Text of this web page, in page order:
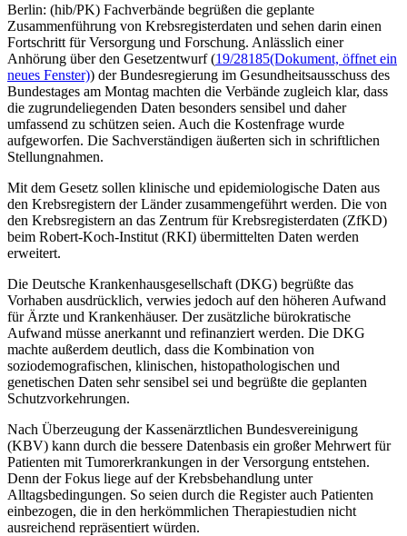
Berlin: (hib/PK) Fachverbände begrüßen die geplante
Zusammenführung von Krebsregisterdaten und sehen darin einen
Fortschritt für Versorgung und Forschung. Anlässlich einer
Anhörung über den Gesetzentwurf (19/28185(Dokument, öffnet ein
neues Fenster)) der Bundesregierung im Gesundheitsausschuss des
Bundestages am Montag machten die Verbände zugleich klar, dass
die zugrundeliegenden Daten besonders sensibel und daher
umfassend zu schützen seien. Auch die Kostenfrage wurde
aufgeworfen. Die Sachverständigen äußerten sich in schriftlichen
Stellungnahmen.
Mit dem Gesetz sollen klinische und epidemiologische Daten aus
den Krebsregistern der Länder zusammengeführt werden. Die von
den Krebsregistern an das Zentrum für Krebsregisterdaten (ZfKD)
beim Robert-Koch-Institut (RKI) übermittelten Daten werden
erweitert.
Die Deutsche Krankenhausgesellschaft (DKG) begrüßte das
Vorhaben ausdrücklich, verwies jedoch auf den höheren Aufwand
für Ärzte und Krankenhäuser. Der zusätzliche bürokratische
Aufwand müsse anerkannt und refinanziert werden. Die DKG
machte außerdem deutlich, dass die Kombination von
soziodemografischen, klinischen, histopathologischen und
genetischen Daten sehr sensibel sei und begrüßte die geplanten
Schutzvorkehrungen.
Nach Überzeugung der Kassenärztlichen Bundesvereinigung
(KBV) kann durch die bessere Datenbasis ein großer Mehrwert für
Patienten mit Tumorerkrankungen in der Versorgung entstehen.
Denn der Fokus liege auf der Krebsbehandlung unter
Alltagsbedingungen. So seien durch die Register auch Patienten
einbezogen, die in den herkömmlichen Therapiestudien nicht
ausreichend repräsentiert würden.